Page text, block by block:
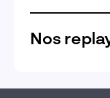
Nos